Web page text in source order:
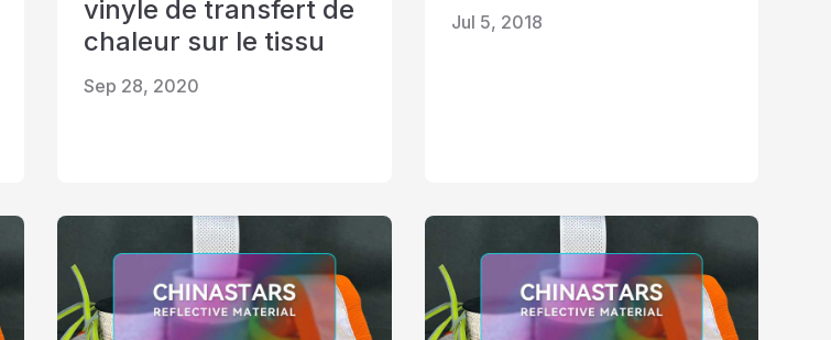
vinyle de transfert de
chaleur sur le tissu
Sep 28, 2020
Jul 5, 2018